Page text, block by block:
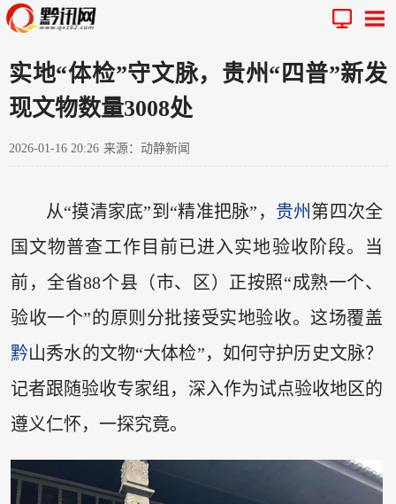
实地“体检”守文脉，贵州“四普”新发
现文物数量3008处
2026-01-16 20:26 来源：动静新闻
从“摸清家底”到“精准把脉”， 贵州 第四次全
国文物普查工作目前已进入实地验收阶段。当
前，全省88个县（市、区）正按照“成熟一个、
验收一个”的原则分批接受实地验收。这场覆盖
黔山秀水的文物“大体检”，如何守护历史文脉？
记者跟随验收专家组，深入作为试点验收地区的
遵义仁怀，一探究竟。